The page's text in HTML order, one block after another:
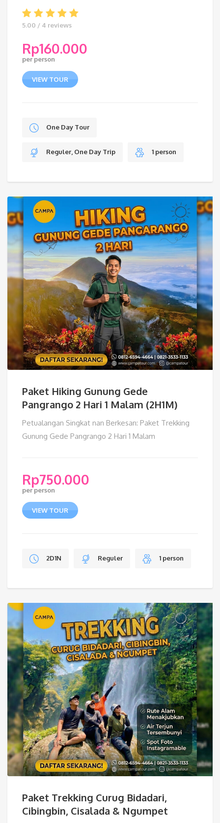
5.00 / 4 reviews
Rp160.000
per person
VIEW TOUR
One Day Tour
Reguler, One Day Trip 1 person
Paket Hiking Gunung Gede
Pangrango 2 Hari 1 Malam (2H1M)
Petualangan Singkat nan Berkesan: Paket Trekking
Gunung Gede Pangrango 2 Hari 1 Malam
Rp750.000
per person
VIEW TOUR
2D1N Reguler 1 person
Paket Trekking Curug Bidadari,
Cibingbin, Cisalada & Ngumpet